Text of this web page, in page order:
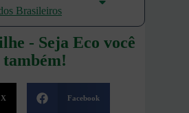
Brasileiros
- Seja Eco você
também!
X Facebook